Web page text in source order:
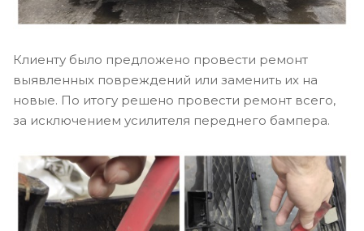
Клиенту было предложено провести ремонт
выявленных повреждений или заменить их на
новые. По итогу решено провести ремонт всего,
за исключением усилителя переднего бампера.